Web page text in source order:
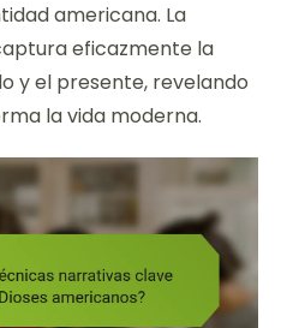
americana. La
eficazmente la
y el presente, revelando
la vida moderna.